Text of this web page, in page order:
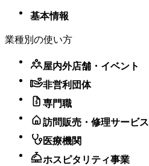
基本情報
業種別の使い方
屋内外店舗・​イベント
非営利団体
専門職
訪問販売・修理サービス
医療機関
ホスピタリティ事業